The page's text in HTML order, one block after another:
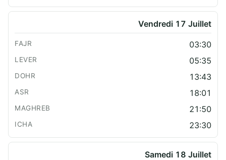
Vendredi 17 Juillet
03:30
05:35
13:43
18:01
21:50
23:30
Samedi 18 Juillet